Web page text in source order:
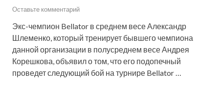
Оставьте комментарий
Экс-чемпион Bellator в среднем весе Александр
Шлеменко, который тренирует бывшего чемпиона
данной организации в полусреднем весе Андрея
Корешкова, объявил о том, что его подопечный
проведет следующий бой на турнире Bellator …